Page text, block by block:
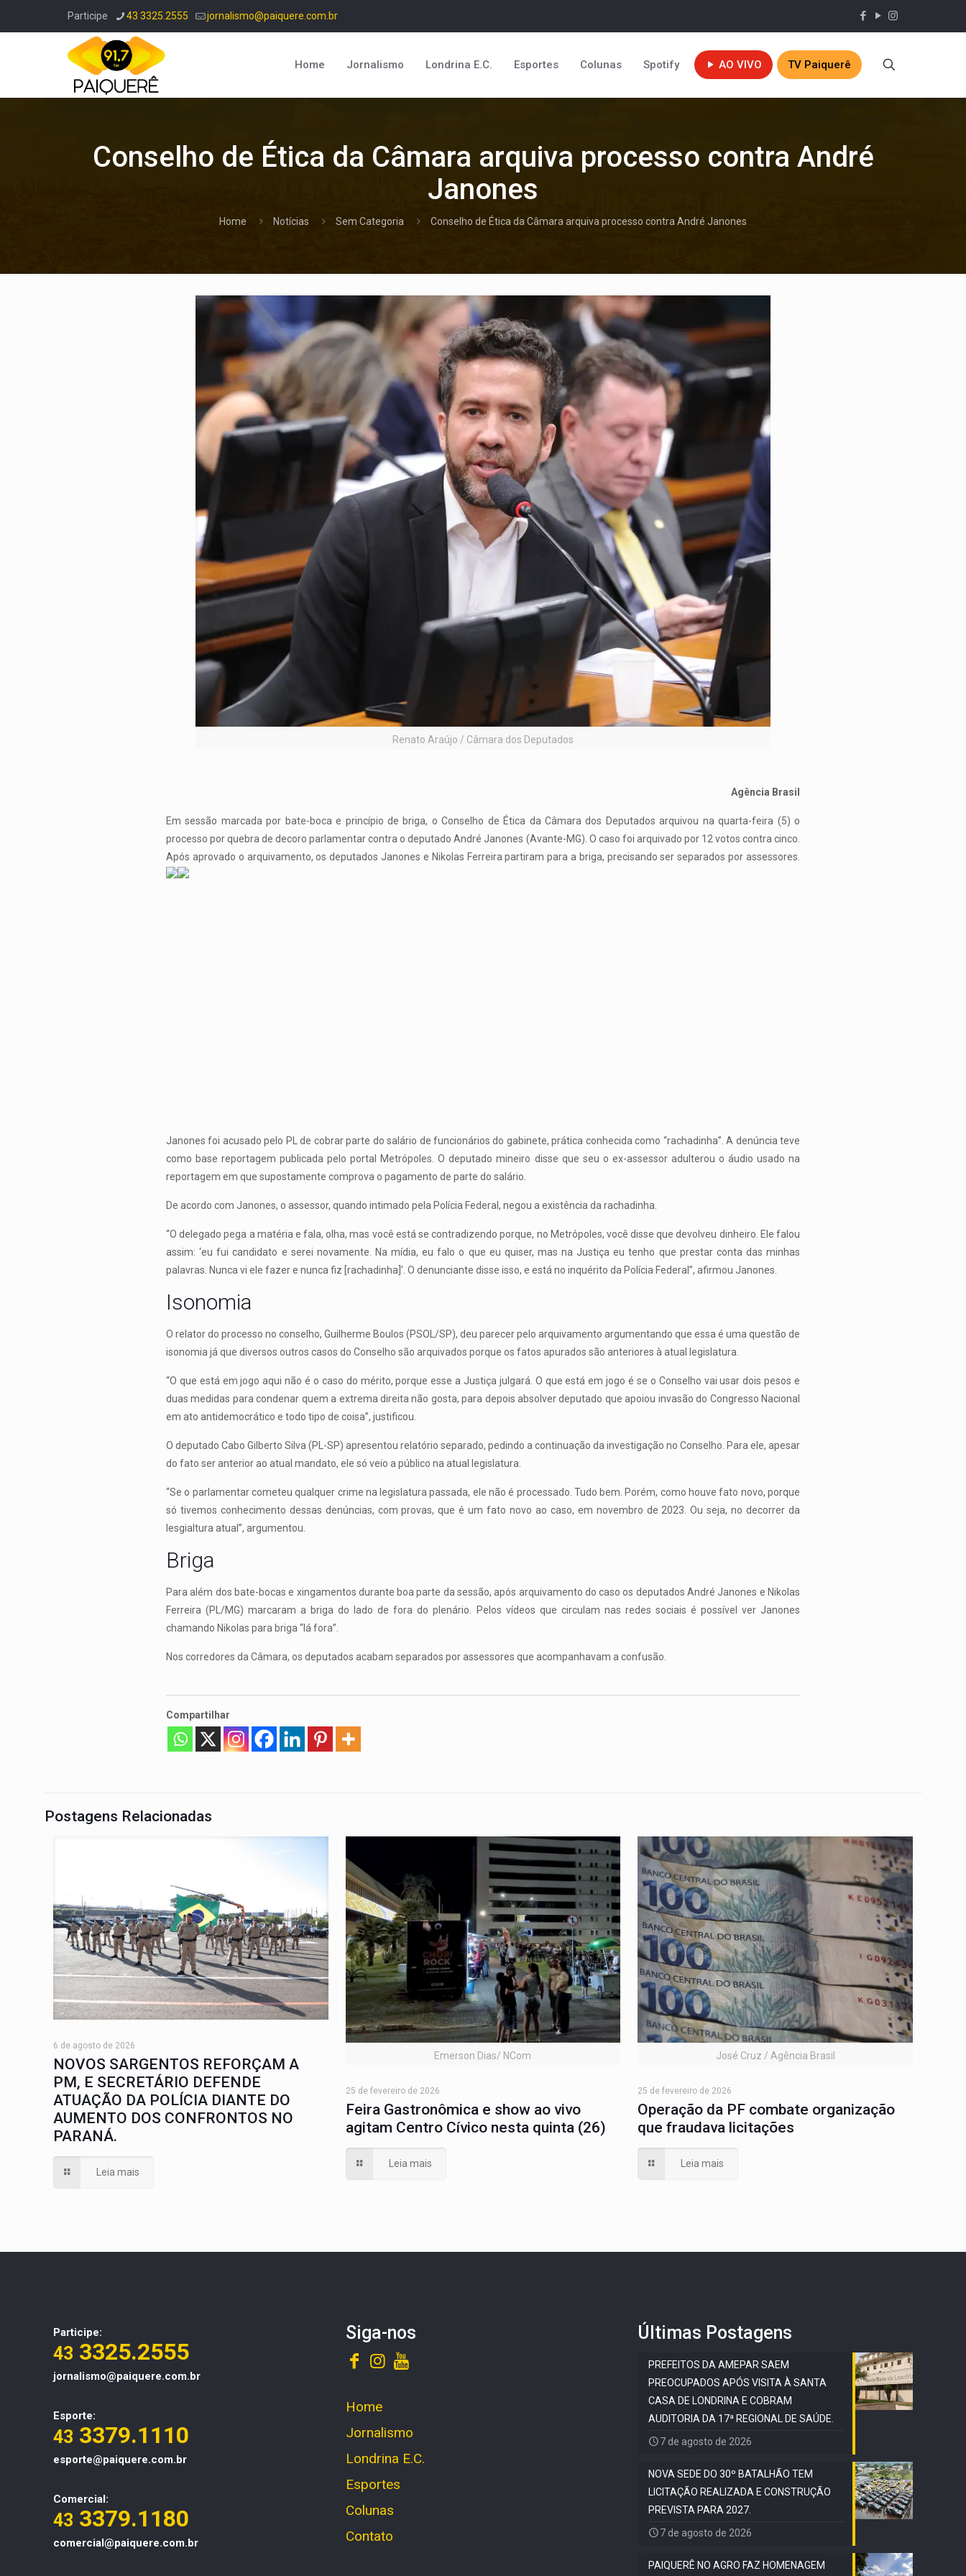
Participe 43 3325.2555 jornalismo@paiquere.com.br
Home Jornalismo Londrina E.C. Esportes Colunas Spotify AO VIVO TV Paiquerê
Conselho de Ética da Câmara arquiva processo contra André
Janones
Home Notícias Sem Categoria Conselho de Ética da Câmara arquiva processo contra André Janones
Renato Araújo / Câmara dos Deputados
Agência Brasil
Em sessão marcada por bate-boca e princípio de briga, o Conselho de Ética da Câmara dos Deputados arquivou na quarta-feira (5) o
processo por quebra de decoro parlamentar contra o deputado André Janones (Avante-MG). O caso foi arquivado por 12 votos contra cinco.
Após aprovado o arquivamento, os deputados Janones e Nikolas Ferreira partiram para a briga, precisando ser separados por assessores.
Janones foi acusado pelo PL de cobrar parte do salário de funcionários do gabinete, prática conhecida como “rachadinha”. A denúncia teve
como base reportagem publicada pelo portal Metrópoles. O deputado mineiro disse que seu o ex-assessor adulterou o áudio usado na
reportagem em que supostamente comprova o pagamento de parte do salário.
De acordo com Janones, o assessor, quando intimado pela Polícia Federal, negou a existência da rachadinha.
“O delegado pega a matéria e fala, olha, mas você está se contradizendo porque, no Metrópoles, você disse que devolveu dinheiro. Ele falou
assim: ‘eu fui candidato e serei novamente. Na mídia, eu falo o que eu quiser, mas na Justiça eu tenho que prestar conta das minhas
palavras. Nunca vi ele fazer e nunca fiz [rachadinha]’. O denunciante disse isso, e está no inquérito da Polícia Federal”, afirmou Janones.
Isonomia
O relator do processo no conselho, Guilherme Boulos (PSOL/SP), deu parecer pelo arquivamento argumentando que essa é uma questão de
isonomia já que diversos outros casos do Conselho são arquivados porque os fatos apurados são anteriores à atual legislatura.
“O que está em jogo aqui não é o caso do mérito, porque esse a Justiça julgará. O que está em jogo é se o Conselho vai usar dois pesos e
duas medidas para condenar quem a extrema direita não gosta, para depois absolver deputado que apoiou invasão do Congresso Nacional
em ato antidemocrático e todo tipo de coisa”, justificou.
O deputado Cabo Gilberto Silva (PL-SP) apresentou relatório separado, pedindo a continuação da investigação no Conselho. Para ele, apesar
do fato ser anterior ao atual mandato, ele só veio a público na atual legislatura.
“Se o parlamentar cometeu qualquer crime na legislatura passada, ele não é processado. Tudo bem. Porém, como houve fato novo, porque
só tivemos conhecimento dessas denúncias, com provas, que é um fato novo ao caso, em novembro de 2023. Ou seja, no decorrer da
lesgialtura atual”, argumentou.
Briga
Para além dos bate-bocas e xingamentos durante boa parte da sessão, após arquivamento do caso os deputados André Janones e Nikolas
Ferreira (PL/MG) marcaram a briga do lado de fora do plenário. Pelos vídeos que circulam nas redes sociais é possível ver Janones
chamando Nikolas para briga “lá fora”.
Nos corredores da Câmara, os deputados acabam separados por assessores que acompanhavam a confusão.
Compartilhar
Postagens Relacionadas
6 de agosto de 2026
NOVOS SARGENTOS REFORÇAM A
PM, E SECRETÁRIO DEFENDE
ATUAÇÃO DA POLÍCIA DIANTE DO
AUMENTO DOS CONFRONTOS NO
PARANÁ.
Leia mais
Emerson Dias/ NCom
25 de fevereiro de 2026
Feira Gastronômica e show ao vivo
agitam Centro Cívico nesta quinta (26)
Leia mais
José Cruz / Agência Brasil
25 de fevereiro de 2026
Operação da PF combate organização
que fraudava licitações
Leia mais
Participe:
43 3325.2555
jornalismo@paiquere.com.br
Esporte:
43 3379.1110
esporte@paiquere.com.br
Comercial:
43 3379.1180
comercial@paiquere.com.br
Siga-nos
Home
Jornalismo
Londrina E.C.
Esportes
Colunas
Contato
Últimas Postagens
PREFEITOS DA AMEPAR SAEM
PREOCUPADOS APÓS VISITA À SANTA
CASA DE LONDRINA E COBRAM
AUDITORIA DA 17ª REGIONAL DE SAÚDE.
7 de agosto de 2026
NOVA SEDE DO 30º BATALHÃO TEM
LICITAÇÃO REALIZADA E CONSTRUÇÃO
PREVISTA PARA 2027.
7 de agosto de 2026
PAIQUERÊ NO AGRO FAZ HOMENAGEM